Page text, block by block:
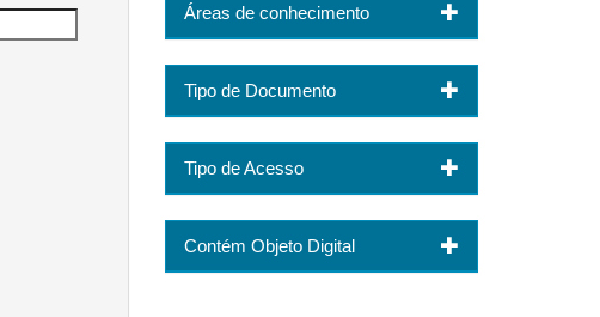
Áreas de conhecimento
Tipo de Documento
Tipo de Acesso
Contém Objeto Digital